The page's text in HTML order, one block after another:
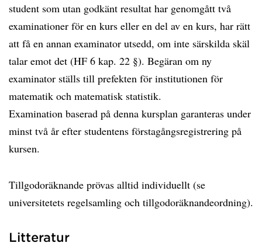
student som utan godkänt resultat har genomgått två
examinationer för en kurs eller en del av en kurs, har rätt
att få en annan examinator utsedd, om inte särskilda skäl
talar emot det (HF 6 kap. 22 §). Begäran om ny
examinator ställs till prefekten för institutionen för
matematik och matematisk statistik.
Examination baserad på denna kursplan garanteras under
minst två år efter studentens förstagångsregistrering på
kursen.
Tillgodoräknande prövas alltid individuellt (se
universitetets regelsamling och tillgodoräknandeordning).
Litteratur